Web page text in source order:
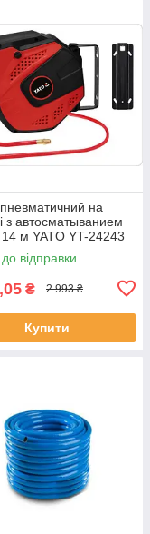
на
з автосматыванием
м YATO YT-24243
відправки
₴ 2 993 ₴
Купити